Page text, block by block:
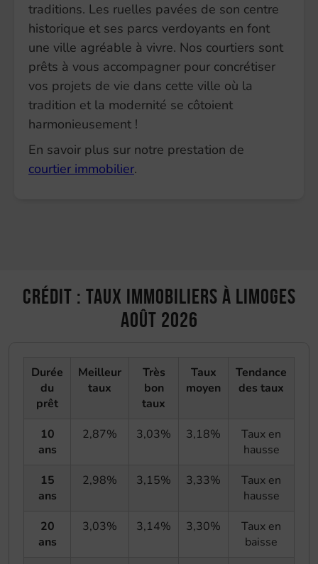
traditions. Les ruelles pavées de son centre
historique et ses parcs verdoyants en font
une ville agréable à vivre. Nos courtiers sont
prêts à vous accompagner pour concrétiser
vos projets de vie dans cette ville où la
tradition et la modernité se côtoient
harmonieusement !
En savoir plus sur notre prestation de
courtier immobilier.
Crédit : taux immobiliers à Limoges
août 2026
Durée
du
prêt
Meilleur
taux
Très
bon
taux
Taux
moyen
Tendance
des taux
10
ans
2,87% 3,03% 3,18%
Taux en
hausse
15
ans
2,98% 3,15% 3,33%
Taux en
hausse
20
ans
3,03% 3,14% 3,30%
Taux en
baisse